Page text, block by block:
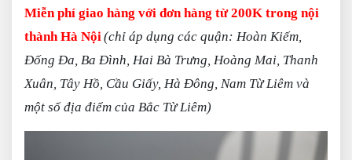
Miễn phí giao hàng với đơn hàng từ 200K trong nội
thành Hà Nội(chỉ áp dụng các quận: Hoàn Kiếm,
Đống Đa, Ba Đình, Hai Bà Trưng, Hoàng Mai, Thanh
Xuân, Tây Hồ, Cầu Giấy, Hà Đông, Nam Từ Liêm và
một số địa điểm của Bắc Từ Liêm)